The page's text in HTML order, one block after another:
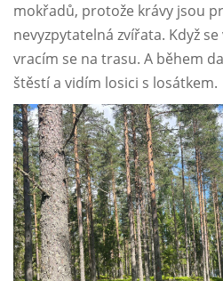
mokřadů, protože krávy jsou
nevyzpytatelná zvířata. Když
vracím se na trasu. A během
štěstí a vidím losici s losátkem.